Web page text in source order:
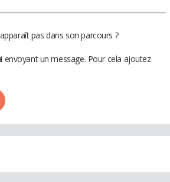
pas dans son parcours ?
envoyant un message. Pour cela ajoutez